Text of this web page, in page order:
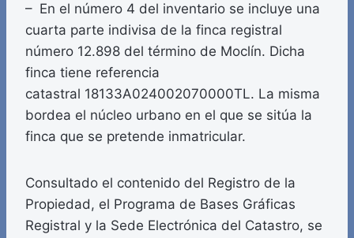
– En el número 4 del inventario se incluye una
cuarta parte indivisa de la finca registral
número 12.898 del término de Moclín. Dicha
finca tiene referencia
catastral 18133A024002070000TL. La misma
bordea el núcleo urbano en el que se sitúa la
finca que se pretende inmatricular.
Consultado el contenido del Registro de la
Propiedad, el Programa de Bases Gráficas
Registral y la Sede Electrónica del Catastro, se